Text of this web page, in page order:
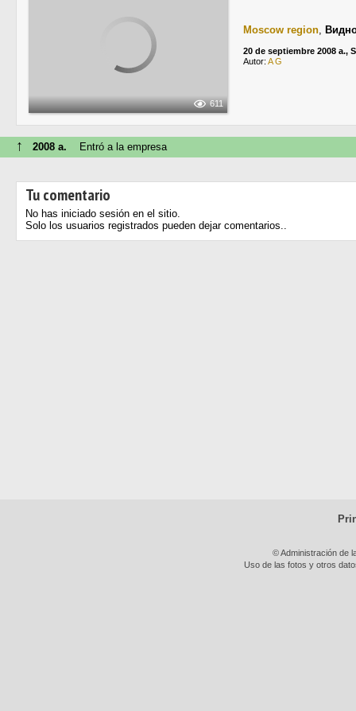
611
Moscow region,
20 de septiembre 2008 a.,
Autor: A G
↑ 2008 a. Entró a la empresa
Tu comentario
No has iniciado sesión en el sitio.
Solo los usuarios registrados pueden dejar comentarios..
© Administración de
Uso de las fotos y otros